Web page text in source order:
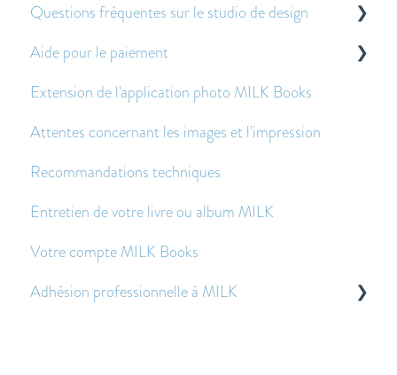
Questions fréquentes sur le studio de design
Pour commencer
Créer et modifier des doubles-pages
Images - Questions fréquentes
Texte - Questions fréquentes
Autres questions fréquemment posées
Aide pour le paiement
Questions sur le paiement
Avant et après avoir passé une commande
Extension de l'application photo MILK Books
Attentes concernant les images et l'impression
Recommandations techniques
Entretien de votre livre ou album MILK
Votre compte MILK Books
Adhésion professionnelle à MILK